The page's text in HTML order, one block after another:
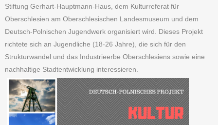
Stiftung Gerhart-Hauptmann-Haus, dem Kulturreferat für
Oberschlesien am Oberschlesischen Landesmuseum und dem
Deutsch-Polnischen Jugendwerk organisiert wird. Dieses Projekt
richtete sich an Jugendliche (18-26 Jahre), die sich für den
Strukturwandel und das Industrieerbe Oberschlesiens sowie eine
nachhaltige Stadtentwicklung interessieren.